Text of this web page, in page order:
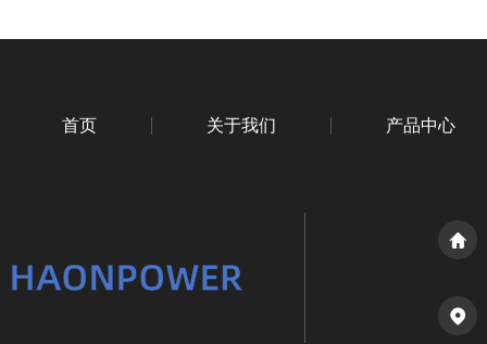
首页 关于我们 产品中心